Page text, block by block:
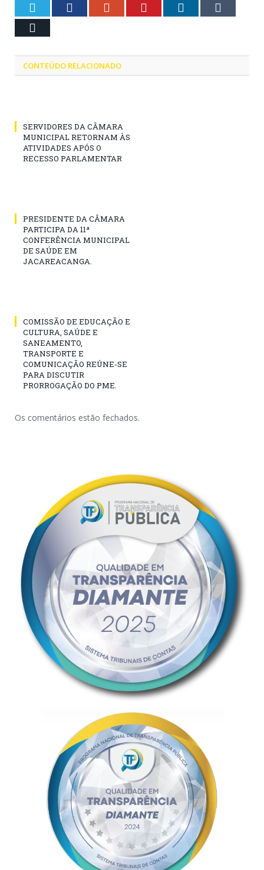
Twitter Facebook Google+ Pinterest LinkedIn
CONTEÚDO RELACIONADO
SERVIDORES DA CÂMARA
MUNICIPAL RETORNAM ÀS
ATIVIDADES APÓS O
RECESSO PARLAMENTAR
PRESIDENTE DA CÂMARA
PARTICIPA DA 11ª
CONFERÊNCIA MUNICIPAL
DE SAÚDE EM
JACAREACANGA.
COMISSÃO DE EDUCAÇÃO E
CULTURA, SAÚDE E
SANEAMENTO,
TRANSPORTE E
COMUNICAÇÃO REÚNE-SE
PARA DISCUTIR
PRORROGAÇÃO DO PME.
Os comentários estão fechados.